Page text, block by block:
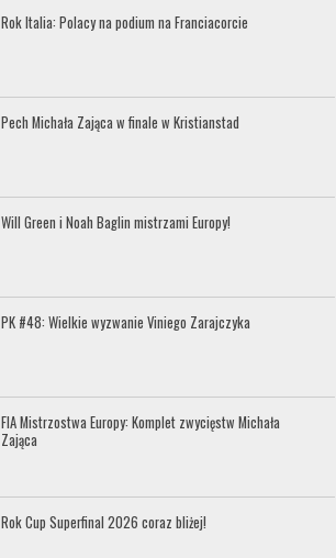
Rok Italia: Polacy na podium na Franciacorcie
Pech Michała Zająca w finale w Kristianstad
Will Green i Noah Baglin mistrzami Europy!
PK #48: Wielkie wyzwanie Viniego Zarajczyka
FIA Mistrzostwa Europy: Komplet zwycięstw Michała
Zająca
Rok Cup Superfinal 2026 coraz bliżej!